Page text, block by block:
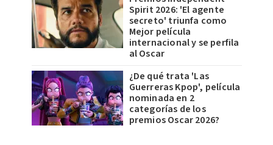
Spirit 2026: 'El agente
secreto' triunfa como
Mejor película
internacional y se perfila
al Oscar
¿De qué trata 'Las
Guerreras Kpop', película
nominada en 2
categorías de los
premios Oscar 2026?